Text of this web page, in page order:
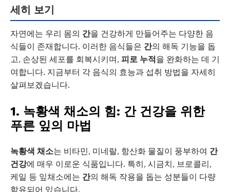
세히 보기
자연에는 우리 몸의 간을 건강하게 만들어주는 다양한 음
식들이 존재합니다. 이러한 음식들은 간의 해독 기능을 돕
고, 손상된 세포를 회복시키며, 피로 누적을 완화하는 데 기
여합니다. 지금부터 각 음식의 효능과 섭취 방법을 자세히
살펴보겠습니다.
1. 녹황색 채소의 힘: 간 건강을 위한
푸른 잎의 마법
녹황색 채소는 비타민, 미네랄, 항산화 물질이 풍부하여 간
건강에 매우 이로운 식품입니다. 특히, 시금치, 브로콜리,
케일 등 잎채소에는 간의 해독 작용을 돕는 성분들이 다량
함유되어 있습니다.